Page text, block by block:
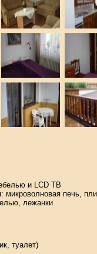
и LCD ТВ
микроволновая печь,
лежанки
туалет)